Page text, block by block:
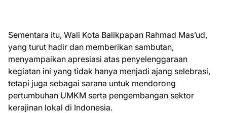
Sementara itu, Wali Kota Balikpapan Rahmad Mas’ud,
yang turut hadir dan memberikan sambutan,
menyampaikan apresiasi atas penyelenggaraan
kegiatan ini yang tidak hanya menjadi ajang selebrasi,
tetapi juga sebagai sarana untuk mendorong
pertumbuhan UMKM serta pengembangan sektor
kerajinan lokal di Indonesia.